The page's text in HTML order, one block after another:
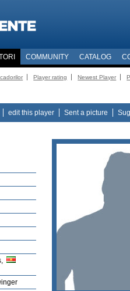
COMMUNITY CATALOG
Player rating Newest Player
edit this player Sent a picture